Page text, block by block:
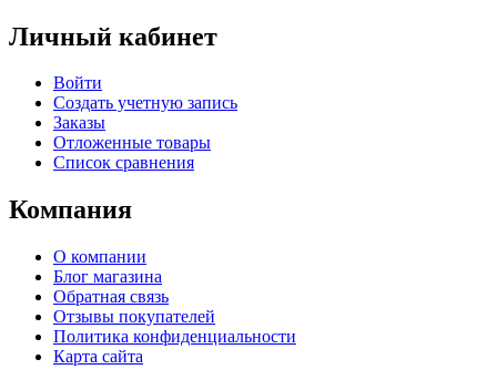
Личный кабинет
Войти
Создать учетную запись
Заказы
Отложенные товары
Список сравнения
Компания
О компании
Блог магазина
Обратная связь
Отзывы покупателей
Политика конфиденциальности
Карта сайта